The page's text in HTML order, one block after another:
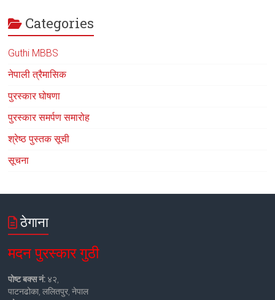
Categories
Guthi MBBS
नेपाली त्रैमासिक
पुरस्कार घोषणा
पुरस्कार समर्पण समारोह
श्रेष्ठ पुस्तक सूची
सूचना
ठेगाना
मदन पुरस्कार गुठी
पोष्ट बक्स नं: ४२,
पाटनढोका, ललितपुर, नेपाल